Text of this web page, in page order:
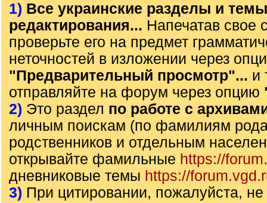
1) Все украинские разделы и
редактирования... Напечатав свое
проверьте его на предмет
неточностей в изложении через
"Предварительный просмотр"... и
отправляйте на форум через опцию
2) Это раздел по работе с
личным поискам (по фамилиям
родственников и отдельным
открывайте фамильные https://
дневниковые темы https://
3) При цитировании, пожалуйста, не